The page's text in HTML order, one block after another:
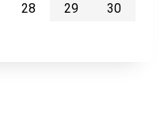
28 29
30